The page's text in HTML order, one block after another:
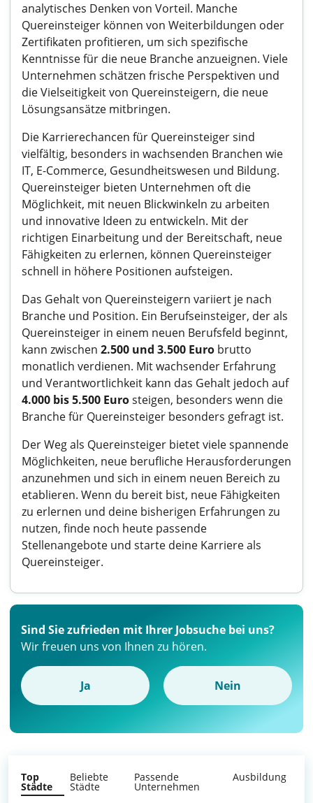
analytisches Denken von Vorteil. Manche
Quereinsteiger können von Weiterbildungen oder
Zertifikaten profitieren, um sich spezifische
Kenntnisse für die neue Branche anzueignen. Viele
Unternehmen schätzen frische Perspektiven und
die Vielseitigkeit von Quereinsteigern, die neue
Lösungsansätze mitbringen.
Die Karrierechancen für Quereinsteiger sind
vielfältig, besonders in wachsenden Branchen wie
IT, E-Commerce, Gesundheitswesen und Bildung.
Quereinsteiger bieten Unternehmen oft die
Möglichkeit, mit neuen Blickwinkeln zu arbeiten
und innovative Ideen zu entwickeln. Mit der
richtigen Einarbeitung und der Bereitschaft, neue
Fähigkeiten zu erlernen, können Quereinsteiger
schnell in höhere Positionen aufsteigen.
Das Gehalt von Quereinsteigern variiert je nach
Branche und Position. Ein Berufseinsteiger, der als
Quereinsteiger in einem neuen Berufsfeld beginnt,
kann zwischen 2.500 und 3.500 Euro brutto
monatlich verdienen. Mit wachsender Erfahrung
und Verantwortlichkeit kann das Gehalt jedoch auf
4.000 bis 5.500 Eurosteigen, besonders wenn die
Branche für Quereinsteiger besonders gefragt ist.
Der Weg als Quereinsteiger bietet viele spannende
Möglichkeiten, neue berufliche Herausforderungen
anzunehmen und sich in einem neuen Bereich zu
etablieren. Wenn du bereit bist, neue Fähigkeiten
zu erlernen und deine bisherigen Erfahrungen zu
nutzen, finde noch heute passende
Stellenangebote und starte deine Karriere als
Quereinsteiger.
Sind Sie zufrieden mit Ihrer Jobsuche bei uns?
Wir freuen uns von Ihnen zu hören.
Ja Nein
Top
Städte
Beliebte
Städte
Passende
Unternehmen
Ausbildung